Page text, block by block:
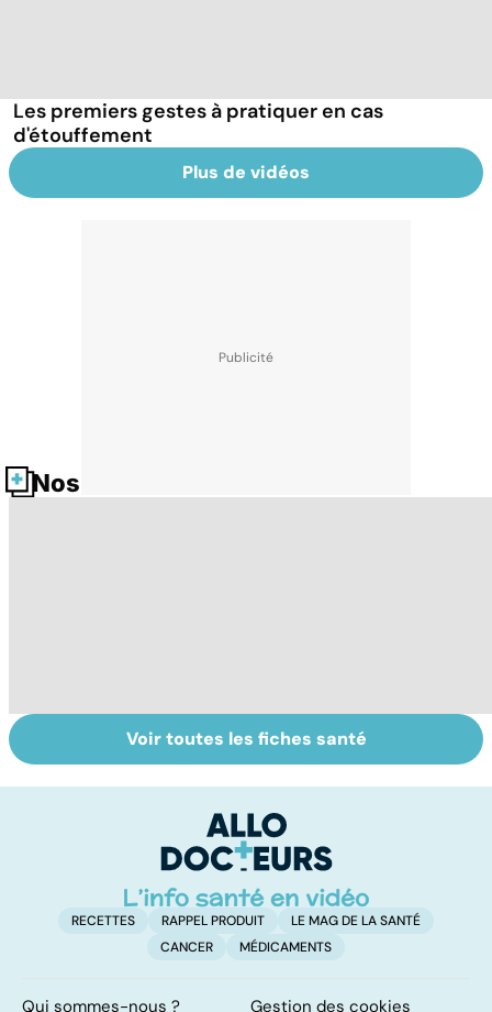
Les premiers gestes à pratiquer en cas
d'étouffement
Plus de vidéos
Nos fiches santé
Tout savoir sur
les infections
Inflammation des
amygdales : que
d'angine ?
Voir toutes les fiches santé
RECETTES RAPPEL PRODUIT
LE MAG DE LA SANTÉ
CANCER
MÉDICAMENTS
Qui sommes-nous ? Gestion des cookies